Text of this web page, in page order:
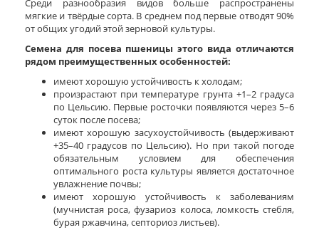
Среди разнообразия видов больше распространены
мягкие и твёрдые сорта. В среднем под первые отводят 90%
от общих угодий этой зерновой культуры.
Семена для посева пшеницы этого вида отличаются
рядом преимущественных особенностей:
имеют хорошую устойчивость к холодам;
произрастают при температуре грунта +1–2 градуса
по Цельсию. Первые росточки появляются через 5–6
суток после посева;
имеют хорошую засухоустойчивость (выдерживают
+35–40 градусов по Цельсию). Но при такой погоде
обязательным условием для обеспечения
оптимального роста культуры является достаточное
увлажнение почвы;
имеют хорошую устойчивость к заболеваниям
(мучнистая роса, фузариоз колоса, ломкость стебля,
бурая ржавчина, септориоз листьев).